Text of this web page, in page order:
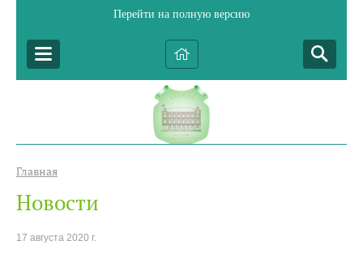
Перейти на полную версию
Главная
Новости
17 августа 2020 г.